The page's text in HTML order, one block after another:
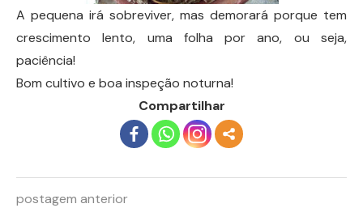
A pequena irá sobreviver, mas demorará porque tem
crescimento lento, uma folha por ano, ou seja,
paciência!
Bom cultivo e boa inspeção noturna!
Compartilhar
postagem anterior